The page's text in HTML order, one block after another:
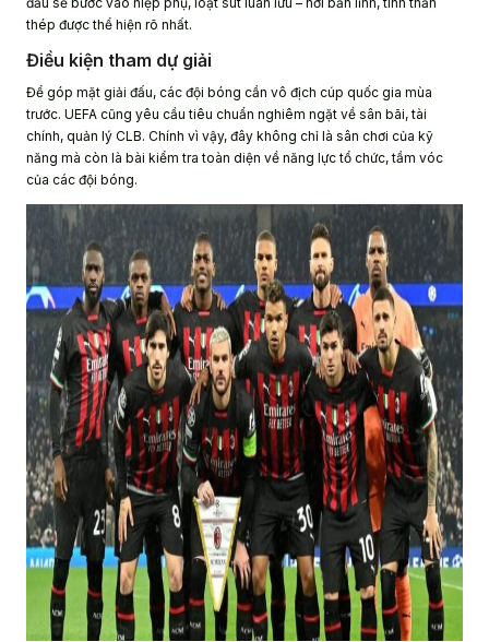
thép được thể hiện rõ nhất.
Điều kiện tham dự giải
Để góp mặt giải đấu, các đội bóng cần vô địch cúp quốc gia mùa
trước. UEFA cũng yêu cầu tiêu chuẩn nghiêm ngặt về sân bãi, tài
chính, quản lý CLB. Chính vì vậy, đây không chỉ là sân chơi của kỹ
năng mà còn là bài kiểm tra toàn diện về năng lực tổ chức, tầm vóc
của các đội bóng.